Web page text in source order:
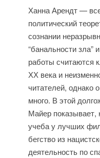
Ханна Арендт —
политический
сознании
“банальности зла”
работы считаются
ХХ века и
читателей, однако
много. В этой
Майер
учеба у лучших
бегство из
деятельность по